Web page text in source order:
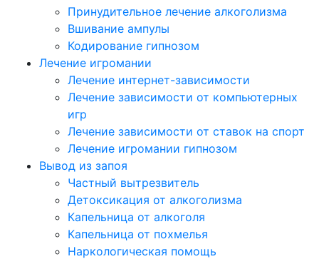
Принудительное лечение алкоголизма
Вшивание ампулы
Кодирование гипнозом
Лечение игромании
Лечение интернет-зависимости
Лечение зависимости от компьютерных
игр
Лечение зависимости от ставок на спорт
Лечение игромании гипнозом
Вывод из запоя
Частный вытрезвитель
Детоксикация от алкоголизма
Капельница от алкоголя
Капельница от похмелья
Наркологическая помощь